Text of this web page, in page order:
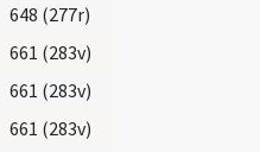
648 (277r)
661 (283v)
661 (283v)
661 (283v)